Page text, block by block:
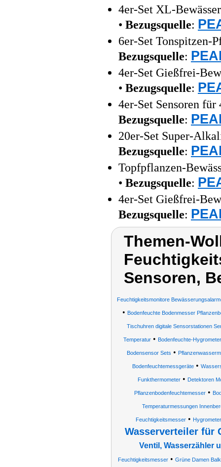
4er-Set XL-
• Bezugsquelle:
6er-Set Tonspitzen-
Bezugsquelle:
4er-Set Gießfrei-
• Bezugsquelle:
4er-Set Sensoren
Bezugsquelle:
20er-Set Super-
Bezugsquelle:
Topfpflanzen-
• Bezugsquelle:
4er-Set Gießfrei-
Bezugsquelle:
Themen-
Sensoren,
Feuchtigkeitsmonitore
• Bodenfeuchte Bodenmesser
Tischuhren digitale Sensorstationen
Temperatur • Bodenfeuchte-Hygrometer
Bodensensor Sets •
Bodenfeuchtemessgeräte•
Funkthermometer• Detektoren
Pflanzenbodenfeuchtemesser •
Temperaturmessungen
Feuchtigkeitsmesser•
Wasserverteiler für
Ventil, Wasserzähler
Feuchtigkeitsmesser • Grüne Damen